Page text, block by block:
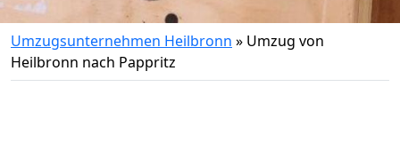
Umzugsunternehmen Heilbronn » Umzug von
Heilbronn nach Pappritz